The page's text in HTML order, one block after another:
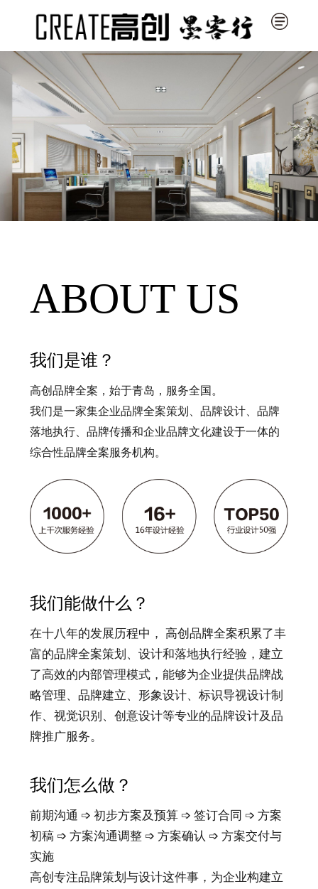
ABOUT US
我们是谁？
高创品牌全案，始于青岛，服务全国。
我们是一家集企业品牌全案策划、品牌设计、品牌
落地执行、品牌传播和企业品牌文化建设于一体的
综合性品牌全案服务机构。
我们能做什么？
在十八年的发展历程中， 高创品牌全案积累了丰
富的品牌全案策划、设计和落地执行经验，建立
了高效的内部管理模式，能够为企业提供品牌战
略管理、品牌建立、形象设计、标识导视设计制
作、视觉识别、创意设计等专业的品牌设计及品
牌推广服务。
我们怎么做？
前期沟通 ➩ 初步方案及预算 ➩ 签订合同 ➩ 方案
初稿 ➩ 方案沟通调整 ➩ 方案确认 ➩ 方案交付与
实施
高创专注品牌策划与设计这件事，为企业构建立